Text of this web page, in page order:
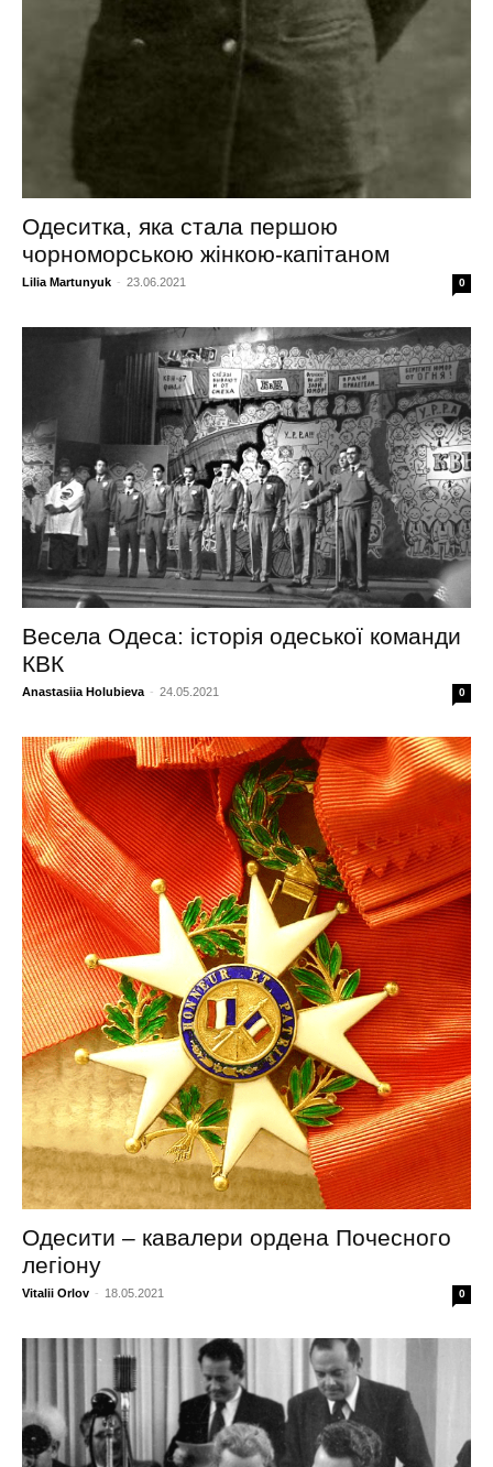
Одеситка, яка стала першою
чорноморською жінкою-капітаном
Lilia Martunyuk - 23.06.2021 0
Весела Одеса: історія одеської команди
КВК
Anastasiia Holubieva - 24.05.2021 0
Одесити – кавалери ордена Почесного
легіону
Vitalii Orlov - 18.05.2021 0